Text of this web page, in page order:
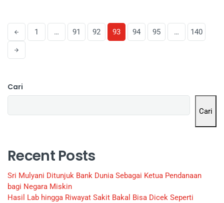
1 … 91 92 93 94 95 … 140
Cari
Cari
Recent Posts
Sri Mulyani Ditunjuk Bank Dunia Sebagai Ketua Pendanaan
bagi Negara Miskin
Hasil Lab hingga Riwayat Sakit Bakal Bisa Dicek Seperti